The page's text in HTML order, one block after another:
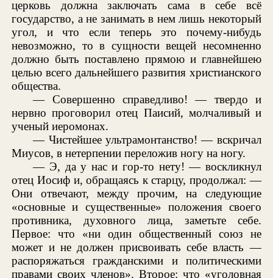
церковь должна заключать сама в себе всё
государство, а не занимать в нем лишь некоторый
угол, и что если теперь это почему-нибудь
невозможно, то в сущности вещей несомненно
должно быть поставлено прямою и главнейшею
целью всего дальнейшего развития христианского
общества.
— Совершенно справедливо! — твердо и
нервно проговорил отец Паисий, молчаливый и
ученый иеромонах.
— Чистейшее ультрамонтанство! — вскричал
Миусов, в нетерпении переложив ногу на ногу.
— Э, да у нас и гор-то нету! — воскликнул
отец Иосиф и, обращаясь к старцу, продолжал: —
Они отвечают, между прочим, на следующие
«основные и существенные» положения своего
противника, духовного лица, заметьте себе.
Первое: что «ни один общественный союз не
может и не должен присвоивать себе власть —
распоряжаться гражданскими и политическими
правами своих членов». Второе: что «уголовная